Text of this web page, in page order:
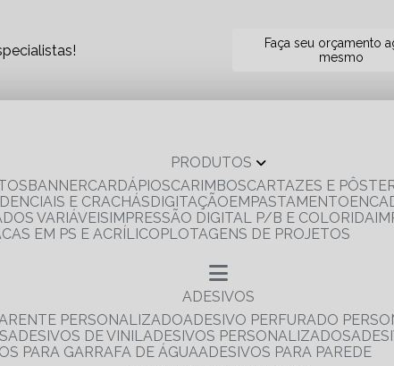
Faça seu orçamento
mesmo
PRODUTOS
BANNER CARDÁPIOS CARIMBOS CARTAZES E
E CRACHÁS DIGITAÇÃO EMPASTAMENTO
VARIÁVEIS IMPRESSÃO DIGITAL P/B E COLORIDA
EM PS E ACRÍLICO
PLOTAGENS DE PROJETOS
ADESIVOS
PERSONALIZADO ADESIVO PERFURADO
ADESIVOS DE VINIL ADESIVOS PERSONALIZADOS
PARA GARRAFA DE ÁGUA
ADESIVOS PARA PAREDE